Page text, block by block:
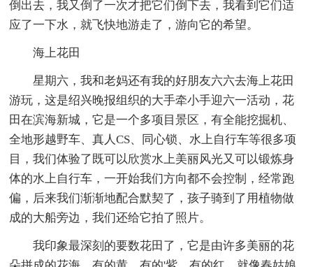
倒出去，我又倒了一次才把它们倒下去，我看到它们适
应了一下水，就飞快地游走了，游向它的希望。
海上花田
星期六，我和老妈还有我的好朋友六六去海上花田
游玩，这是绍兴晚报组织的大手牵小手迎六一活动，花
田在滨海新城，它是一个多项目景区，有全能挖掘机、
全地形越野车、真人CS、同心锁、水上自行车等很多项
目，我们体验了既可以欣赏水上美丽风光又可以锻炼身
体的水上自行车，一开始我们方向都不会控制，经常跑
偏，后来我们渐渐地配合默契了，孩子骑到了用植物做
成的大船旁边，我们还给它拍了照片。
我印象最深刻的要数花田了，它是由许多美丽的花